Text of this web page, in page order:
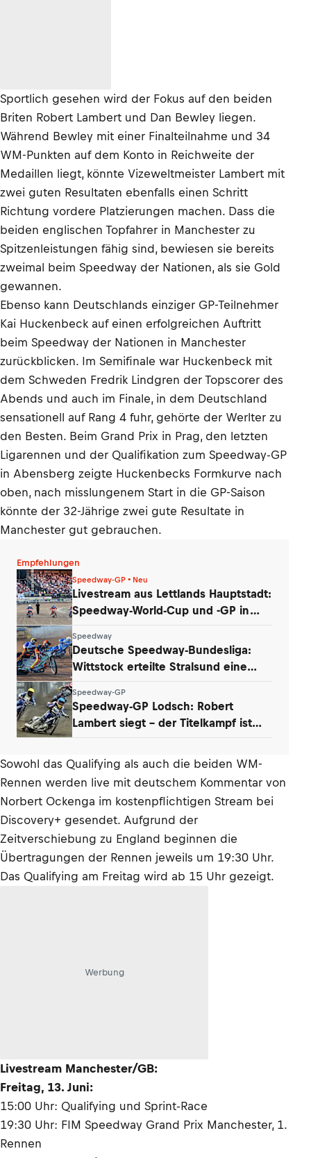
Sportlich gesehen wird der Fokus auf den beiden
Briten Robert Lambert und Dan Bewley liegen.
Während Bewley mit einer Finalteilnahme und 34
WM-Punkten auf dem Konto in Reichweite der
Medaillen liegt, könnte Vizeweltmeister Lambert mit
zwei guten Resultaten ebenfalls einen Schritt
Richtung vordere Platzierungen machen. Dass die
beiden englischen Topfahrer in Manchester zu
Spitzenleistungen fähig sind, bewiesen sie bereits
zweimal beim Speedway der Nationen, als sie Gold
gewannen.
Ebenso kann Deutschlands einziger GP-Teilnehmer
Kai Huckenbeck auf einen erfolgreichen Auftritt
beim Speedway der Nationen in Manchester
zurückblicken. Im Semifinale war Huckenbeck mit
dem Schweden Fredrik Lindgren der Topscorer des
Abends und auch im Finale, in dem Deutschland
sensationell auf Rang 4 fuhr, gehörte der Werlter zu
den Besten. Beim Grand Prix in Prag, den letzten
Ligarennen und der Qualifikation zum Speedway-GP
in Abensberg zeigte Huckenbecks Formkurve nach
oben, nach misslungenem Start in die GP-Saison
könnte der 32-Jährige zwei gute Resultate in
Manchester gut gebrauchen.
Empfehlungen
Speedway-GP • Neu
Livestream aus Lettlands Hauptstadt:
Speedway-World-Cup und -GP in
Speedway
Deutsche Speedway-Bundesliga:
Wittstock erteilte Stralsund eine
Speedway-GP
Speedway-GP Lodsch: Robert
Lambert siegt – der Titelkampf ist
Sowohl das Qualifying als auch die beiden WM-
Rennen werden live mit deutschem Kommentar von
Norbert Ockenga im kostenpflichtigen Stream bei
Discovery+ gesendet. Aufgrund der
Zeitverschiebung zu England beginnen die
Übertragungen der Rennen jeweils um 19:30 Uhr.
Das Qualifying am Freitag wird ab 15 Uhr gezeigt.
Werbung
Livestream Manchester/GB:
Freitag, 13. Juni:
15:00 Uhr: Qualifying und Sprint-Race
19:30 Uhr: FIM Speedway Grand Prix Manchester, 1.
Rennen